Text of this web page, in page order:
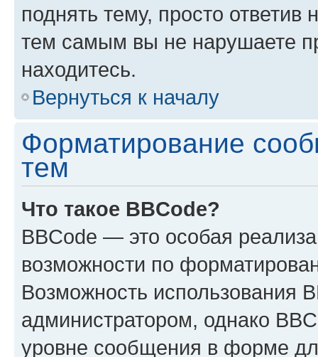
поднять тему, просто ответив
тем самым вы не нарушаете
находитесь.
Вернуться к началу
Форматирование
тем
Что такое BBCode?
BBCode — это особая
возможности по
Возможность использования
администратором, однако
уровне сообщения в форме